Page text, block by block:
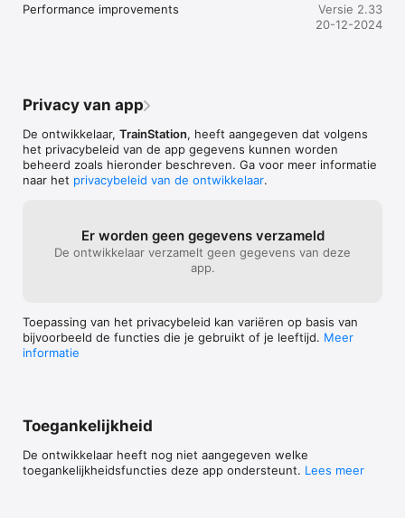
Performance improvements
Versie 2.33
20-12-2024
Privacy van app
De ontwikkelaar, TrainStation, heeft aangegeven dat volgens
het privacybeleid van de app gegevens kunnen worden
beheerd zoals hieronder beschreven. Ga voor meer informatie
naar het privacybeleid van de ontwikkelaar.
Er worden geen gegevens verzameld
De ontwikkelaar verzamelt geen gegevens van deze
app.
Toepassing van het privacybeleid kan variëren op basis van
bijvoorbeeld de functies die je gebruikt of je leeftijd. Meer
informatie
Toegankelijkheid
De ontwikkelaar heeft nog niet aangegeven welke
toegankelijkheidsfuncties deze app ondersteunt. Lees meer